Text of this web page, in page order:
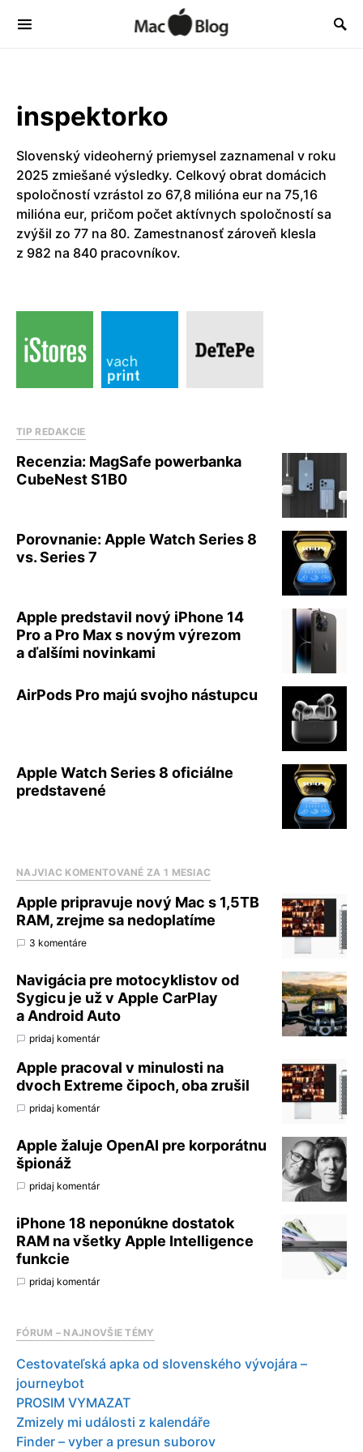
inspektorko
Slovenský videoherný priemysel zaznamenal v roku
2025 zmiešané výsledky. Celkový obrat domácich
spoločností vzrástol zo 67,8 milióna eur na 75,16
milióna eur, pričom počet aktívnych spoločností sa
zvýšil zo 77 na 80. Zamestnanosť zároveň klesla
z 982 na 840 pracovníkov.
TIP REDAKCIE
Recenzia: MagSafe powerbanka
CubeNest S1B0
Porovnanie: Apple Watch Series 8
vs. Series 7
Apple predstavil nový iPhone 14
Pro a Pro Max s novým výrezom
a ďalšími novinkami
AirPods Pro majú svojho nástupcu
Apple Watch Series 8 oficiálne
predstavené
NAJVIAC KOMENTOVANÉ ZA 1 MESIAC
Apple pripravuje nový Mac s 1,5TB
RAM, zrejme sa nedoplatíme
3 komentáre
Navigácia pre motocyklistov od
Sygicu je už v Apple CarPlay
a Android Auto
pridaj komentár
Apple pracoval v minulosti na
dvoch Extreme čipoch, oba zrušil
pridaj komentár
Apple žaluje OpenAI pre korporátnu
špionáž
pridaj komentár
iPhone 18 neponúkne dostatok
RAM na všetky Apple Intelligence
funkcie
pridaj komentár
FÓRUM – NAJNOVŠIE TÉMY
Cestovateľská apka od slovenského vývojára –
journeybot
PROSIM VYMAZAT
Zmizely mi události z kalendáře
Finder – vyber a presun suborov